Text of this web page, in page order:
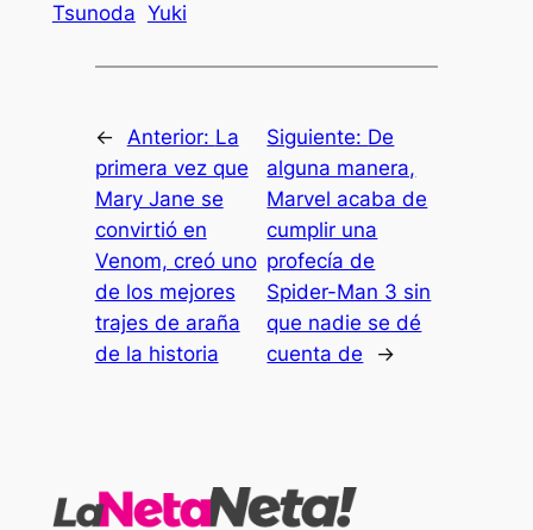
Tsunoda Yuki
← Anterior: La
primera vez que
Mary Jane se
convirtió en
Venom, creó uno
de los mejores
trajes de araña
de la historia
Siguiente: De
alguna manera,
Marvel acaba de
cumplir una
profecía de
Spider-Man 3 sin
que nadie se dé
cuenta de
→